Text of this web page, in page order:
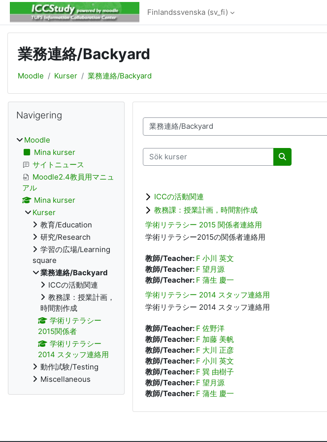
Gå direkt till huvudinnehåll
Finlandssvenska ‎(sv_fi)‎
業務連絡/Backyard
Moodle Kurser 業務連絡/Backyard
Kurskategorier
Sök kurser
Sök kurser
ICCの活動関連
教務課：授業計画，時間割作成
学術リテラシー 2015 関係者連絡用
学術リテラシー2015の関係者連絡用
教師/Teacher: F 小川 英文
教師/Teacher: F 望月源
教師/Teacher: F 蒲生 慶一
学術リテラシー 2014 スタッフ連絡用
学術リテラシー 2014 スタッフ連絡用
教師/Teacher: F 佐野洋
教師/Teacher: F 加藤 美帆
教師/Teacher: F 大川 正彦
教師/Teacher: F 小川 英文
教師/Teacher: F 巽 由樹子
教師/Teacher: F 望月源
教師/Teacher: F 蒲生 慶一
Block
Navigering
Moodle
Mina kurser
サイトニュース
Moodle2.4教員用マニュ
アル
Mina kurser
Kurser
教育/Education
研究/Research
学習の広場/Learning
square
業務連絡/Backyard
ICCの活動関連
教務課：授業計画，
時間割作成
学術リテラシー
2015関係者
学術リテラシー
2014 スタッフ連絡用
動作試験/Testing
Miscellaneous